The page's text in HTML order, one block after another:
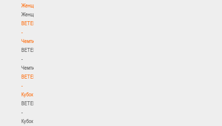
Женщины
Женщины
BETERA
-
Чемпионат
BETERA
-
Чемпионат
BETERA
-
Кубок
BETERA
-
Кубок